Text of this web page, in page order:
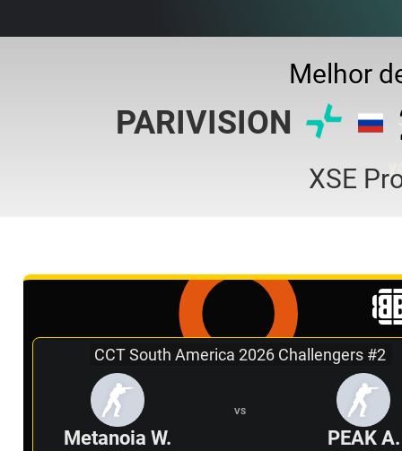
Melhor
PARIVISION
XSE
CCT South America 2026 Challengers #2
Metanoia W.
VS
PEAK A.